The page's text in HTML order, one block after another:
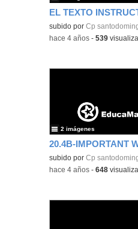
EL TEXTO
Contenido educativo.
subido porCp
-hace 4 años -539
20.4B-IMPORTANT
Contenido educativo.
subido porCp
2 imágenes
-hace 4 años -648